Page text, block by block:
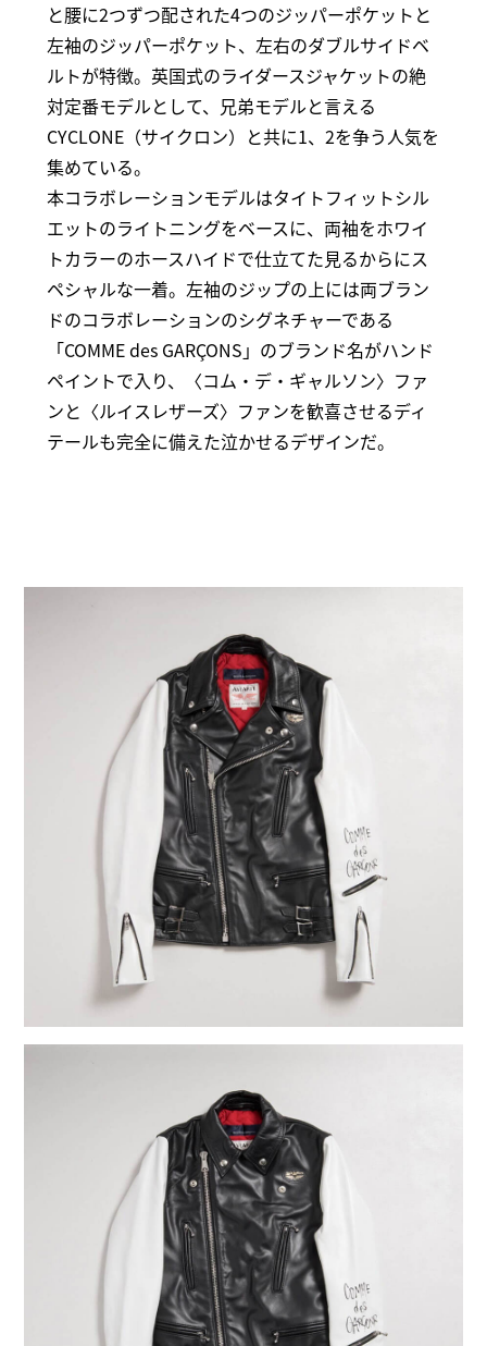
と腰に2つずつ配された4つのジッパーポケットと
左袖のジッパーポケット、左右のダブルサイドベ
ルトが特徴。英国式のライダースジャケットの絶
対定番モデルとして、兄弟モデルと言える
CYCLONE（サイクロン）と共に1、2を争う人気を
集めている。
本コラボレーションモデルはタイトフィットシル
エットのライトニングをベースに、両袖をホワイ
トカラーのホースハイドで仕立てた見るからにス
ペシャルな一着。左袖のジップの上には両ブラン
ドのコラボレーションのシグネチャーである
「COMME des GARÇONS」のブランド名がハンド
ペイントで入り、〈コム・デ・ギャルソン〉ファ
ンと〈ルイスレザーズ〉ファンを歓喜させるディ
テールも完全に備えた泣かせるデザインだ。